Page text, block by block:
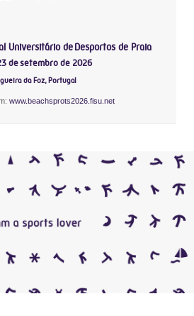
Universitário de Desportos de Praia
de setembro de 2026
da Foz, Portugal
www.beachsprots2026.fisu.net